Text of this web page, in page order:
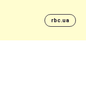
rbc.ua